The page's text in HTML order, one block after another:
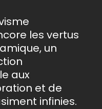
les vertus
un
aux
et de
infinies.